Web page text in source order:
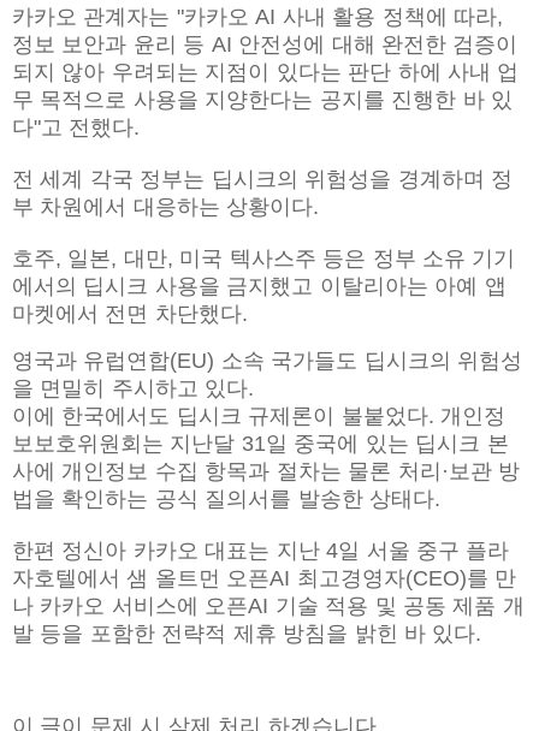
카카오 관계자는 "카카오 AI 사내 활용 정책에 따라,
정보 보안과 윤리 등 AI 안전성에 대해 완전한 검증이
되지 않아 우려되는 지점이 있다는 판단 하에 사내 업
무 목적으로 사용을 지양한다는 공지를 진행한 바 있
다"고 전했다.
전 세계 각국 정부는 딥시크의 위험성을 경계하며 정
부 차원에서 대응하는 상황이다.
호주, 일본, 대만, 미국 텍사스주 등은 정부 소유 기기
에서의 딥시크 사용을 금지했고 이탈리아는 아예 앱
마켓에서 전면 차단했다.
영국과 유럽연합(EU) 소속 국가들도 딥시크의 위험성
을 면밀히 주시하고 있다.
이에 한국에서도 딥시크 규제론이 불붙었다. 개인정
보보호위원회는 지난달 31일 중국에 있는 딥시크 본
사에 개인정보 수집 항목과 절차는 물론 처리·보관 방
법을 확인하는 공식 질의서를 발송한 상태다.
한편 정신아 카카오 대표는 지난 4일 서울 중구 플라
자호텔에서 샘 올트먼 오픈AI 최고경영자(CEO)를 만
나 카카오 서비스에 오픈AI 기술 적용 및 공동 제품 개
발 등을 포함한 전략적 제휴 방침을 밝힌 바 있다.